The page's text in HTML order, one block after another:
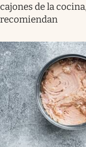
cajones de la
recomiendan